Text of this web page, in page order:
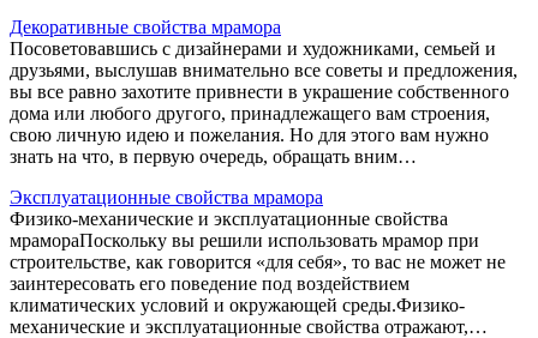
Декоративные свойства мрамора
Посоветовавшись с дизайнерами и художниками, семьей и
друзьями, выслушав внимательно все советы и предложения,
вы все равно захотите привнести в украшение собственного
дома или любого другого, принадлежащего вам строения,
свою личную идею и пожелания. Но для этого вам нужно
знать на что, в первую очередь, обращать вним…
Эксплуатационные свойства мрамора
Физико-механические и эксплуатационные свойства
мрамораПоскольку вы решили использовать мрамор при
строительстве, как говорится «для себя», то вас не может не
заинтересовать его поведение под воздействием
климатических условий и окружающей среды.Физико-
механические и эксплуатационные свойства отражают,…